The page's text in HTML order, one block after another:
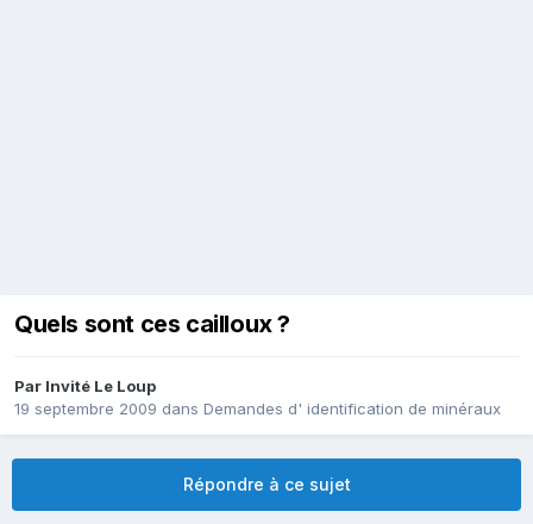
Quels sont ces cailloux ?
Par Invité Le Loup
19 septembre 2009 dans Demandes d' identification de minéraux
Répondre à ce sujet